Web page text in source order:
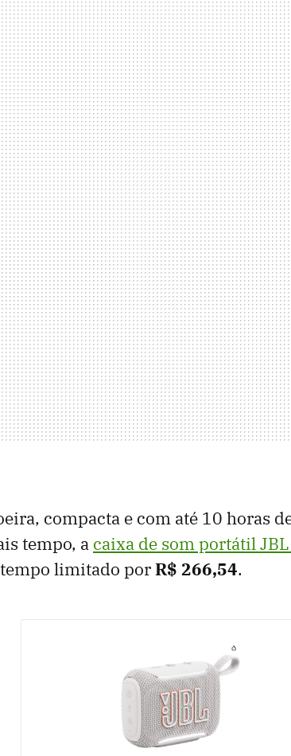
compacta e com até 10 horas
tempo, a caixa de som portátil JBL
limitado porR$ 266,54.